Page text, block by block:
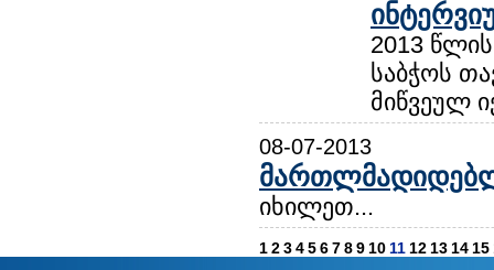
2013
საბჭოს
მიწვეულ
08-07-2013
იხილეთ...
123456789 10 11 12 13 14 15